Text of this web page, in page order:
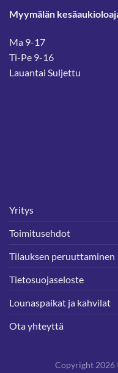
Myymälän
Ma 9-17
Ti-Pe 9-16
Lauantai Suljettu
Yritys
Toimitusehdot
Tilauksen peruuttaminen
Tietosuojaseloste
Lounaspaikat ja kahvilat
Ota yhteyttä
Copyright 2026